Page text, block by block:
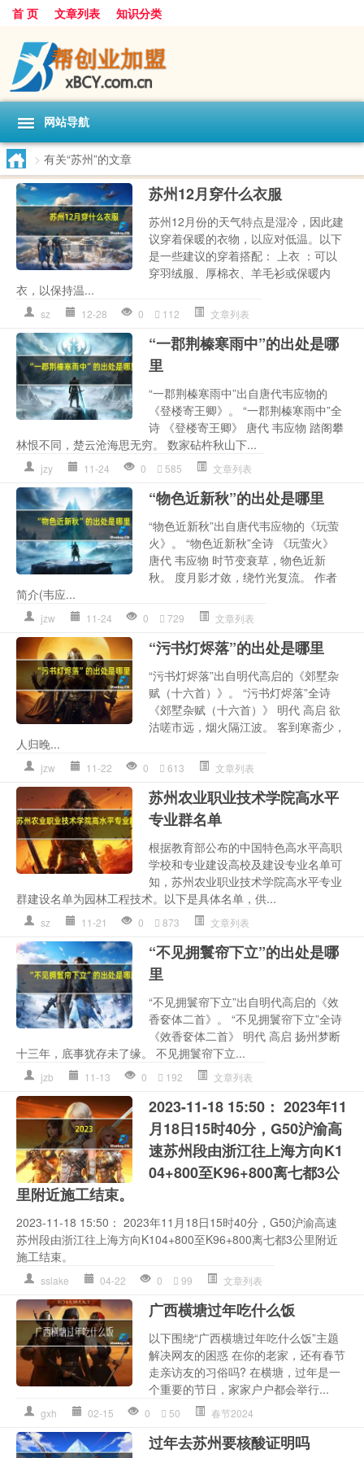
首 页 文章列表 知识分类
网站导航
> 有关“苏州”的文章
苏州12月穿什么衣服
苏州12月份的天气特点是湿冷，因此建
议穿着保暖的衣物，以应对低温。以下
是一些建议的穿着搭配： 上衣 ：可以
穿羽绒服、厚棉衣、羊毛衫或保暖内
衣，以保持温...
sz 12-28 0 112 文章列表
“一郡荆榛寒雨中”的出处是哪
里
“一郡荆榛寒雨中”出自唐代韦应物的
《登楼寄王卿》。 “一郡荆榛寒雨中”全
诗 《登楼寄王卿》 唐代 韦应物 踏阁攀
林恨不同，楚云沧海思无穷。 数家砧杵秋山下...
jzy 11-24 0 585 文章列表
“物色近新秋”的出处是哪里
“物色近新秋”出自唐代韦应物的《玩萤
火》。 “物色近新秋”全诗 《玩萤火》
唐代 韦应物 时节变衰草，物色近新
秋。 度月影才敛，绕竹光复流。 作者
简介(韦应...
jzw 11-24 0 729 文章列表
“污书灯烬落”的出处是哪里
“污书灯烬落”出自明代高启的《郊墅杂
赋（十六首）》。 “污书灯烬落”全诗
《郊墅杂赋（十六首）》 明代 高启 欲
沽嗟市远，烟火隔江波。 客到寒斋少，
人归晚...
jzw 11-22 0 613 文章列表
苏州农业职业技术学院高水平
专业群名单
根据教育部公布的中国特色高水平高职
学校和专业建设高校及建设专业名单可
知，苏州农业职业技术学院高水平专业
群建设名单为园林工程技术。以下是具体名单，供...
sz 11-21 0 873 文章列表
“不见拥鬟帘下立”的出处是哪
里
“不见拥鬟帘下立”出自明代高启的《效
香奁体二首》。 “不见拥鬟帘下立”全诗
《效香奁体二首》 明代 高启 扬州梦断
十三年，底事犹存未了缘。 不见拥鬟帘下立...
jzb 11-13 0 192 文章列表
2023-11-18 15:50： 2023年11
月18日15时40分，G50沪渝高
速苏州段由浙江往上海方向K1
04+800至K96+800离七都3公
里附近施工结束。 ​​​
2023-11-18 15:50： 2023年11月18日15时40分，G50沪渝高速
苏州段由浙江往上海方向K104+800至K96+800离七都3公里附近
施工结束。 ​​​
sslake 04-22 0 99 文章列表
广西横塘过年吃什么饭
以下围绕“广西横塘过年吃什么饭”主题
解决网友的困惑 在你的老家，还有春节
走亲访友的习俗吗? 在横塘，过年是一
个重要的节日，家家户户都会举行...
gxh 02-15 0 50 春节2024
过年去苏州要核酸证明吗